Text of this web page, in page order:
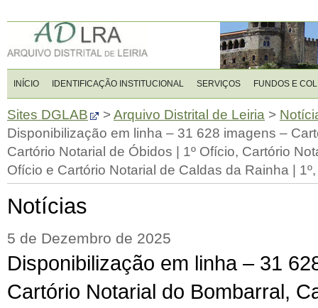
INÍCIO IDENTIFICAÇÃO INSTITUCIONAL SERVIÇOS FUNDOS E
Sites DGLAB >Arquivo Distrital de Leiria >
Disponibilização em linha – 31 628 imagens –
Cartório Notarial de Óbidos | 1º Ofício, Cartório
Ofício e Cartório Notarial de Caldas da Rainha | 1º,
Notícias
5 de Dezembro de 2025
Disponibilização em linha – 31
Cartório Notarial do Bombarral,